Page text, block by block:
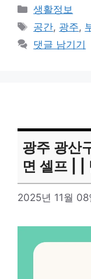
카
테
고
리
생활정보
태
그
공간, 광주,
댓글 남기기
광주 광산
면 셀프 | |
2025년 11월 08